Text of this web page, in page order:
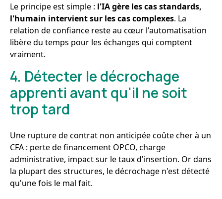
Le principe est simple : l'IA gère les cas standards,
l'humain intervient sur les cas complexes. La
relation de confiance reste au cœur l'automatisation
libère du temps pour les échanges qui comptent
vraiment.
4. Détecter le décrochage
apprenti avant qu'il ne soit
trop tard
Une rupture de contrat non anticipée coûte cher à un
CFA : perte de financement OPCO, charge
administrative, impact sur le taux d'insertion. Or dans
la plupart des structures, le décrochage n'est détecté
qu'une fois le mal fait.